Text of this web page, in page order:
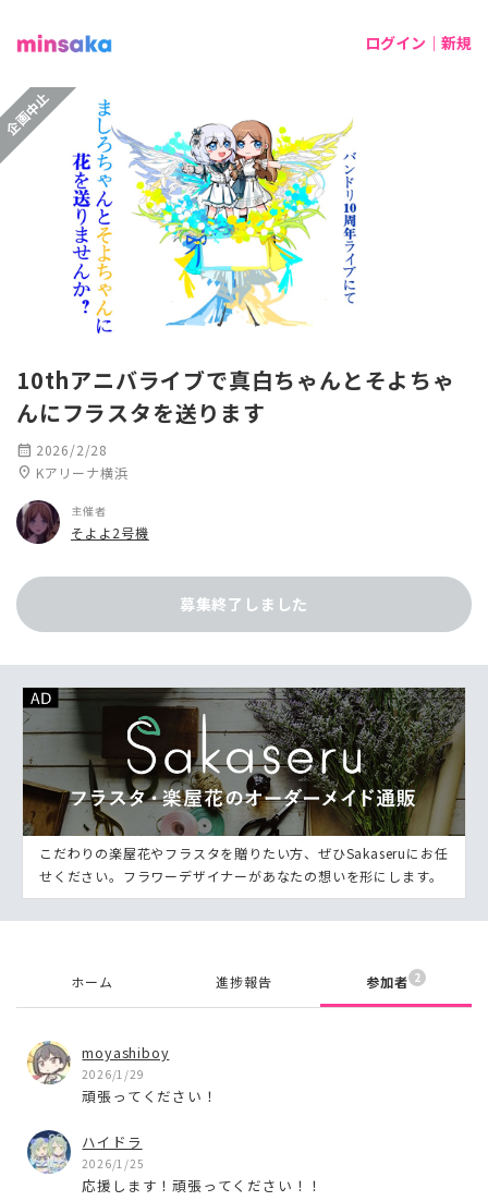
ログイン｜新規
企画中止
10thアニバライブで真白ちゃんとそよちゃ
んにフラスタを送ります
calendar_month 2026/2/28
location_on Kアリーナ横浜
主催者
そよよ2号機
募集終了しました
こだわりの楽屋花やフラスタを贈りたい方、ぜひSakaseruにお任
せください。フラワーデザイナーがあなたの想いを形にします。
ホーム 進捗報告 参加者 2
moyashiboy
2026/1/29
頑張ってください！
ハイドラ
2026/1/25
応援します！頑張ってください！！